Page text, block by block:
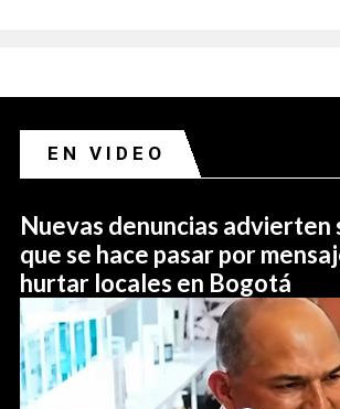
EN VIDEO
Nuevas denuncias advierten
que se hace pasar por
hurtar locales en Bogotá